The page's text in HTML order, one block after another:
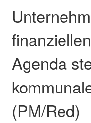
Agenda
(PM/Red)